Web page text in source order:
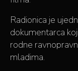
Radionica je
dokumentarca
rodne
mladima.